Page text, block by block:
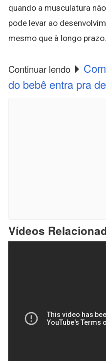
quando a musculatura
pode levar ao
mesmo que à longo prazo.
Continuar lendo
do bebê entra pra
Vídeos